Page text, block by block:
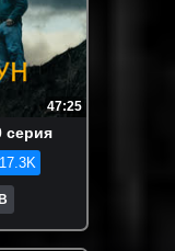
47:25
серия
17.3K